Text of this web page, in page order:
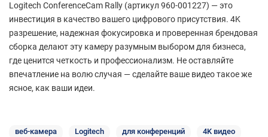
Logitech ConferenceCam Rally (артикул 960-001227) — это
инвестиция в качество вашего цифрового присутствия. 4K
разрешение, надежная фокусировка и проверенная брендовая
сборка делают эту камеру разумным выбором для бизнеса,
где ценится четкость и профессионализм. Не оставляйте
впечатление на волю случая — сделайте ваше видео такое же
ясное, как ваши идеи.
веб-камера Logitech для конференций 4K видео